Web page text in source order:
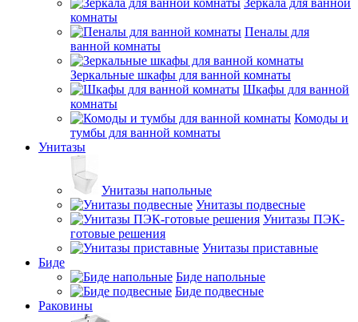
Зеркала для ванной
комнаты
Пеналы для
ванной комнаты
Зеркальные шкафы для ванной комнаты
Шкафы для ванной
комнаты
Комоды и
тумбы для ванной комнаты
Унитазы
Унитазы напольные
Унитазы подвесные
Унитазы ПЭК-
готовые решения
Унитазы приставные
Биде
Биде напольные
Биде подвесные
Раковины